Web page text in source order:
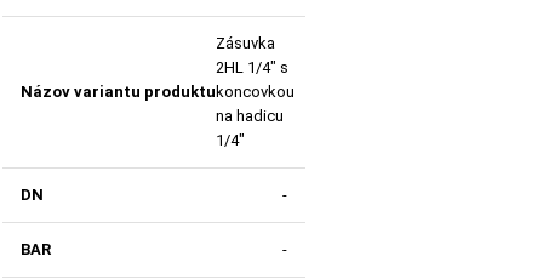
Zásuvka
2HL 1/4" s
koncovkou
na hadicu
1/4"
-
-